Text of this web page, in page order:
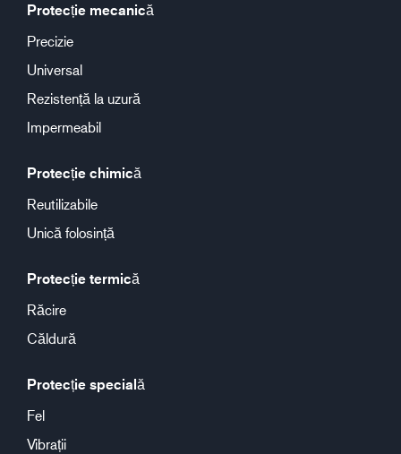
Protecție mecanică
Precizie
Universal
Rezistență la uzură
Impermeabil
Protecție chimică
Reutilizabile
Unică folosință
Protecție termică
Răcire
Căldură
Protecție specială
Fel
Vibrații